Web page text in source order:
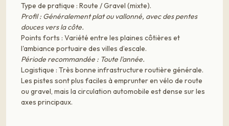
Type de pratique : Route / Gravel (mixte).
Profil : Généralement plat ou vallonné, avec des pentes
douces vers la côte.
Points forts : Variété entre les plaines côtières et
l'ambiance portuaire des villes d’escale.
Période recommandée : Toute l'année.
Logistique : Très bonne infrastructure routière générale.
Les pistes sont plus faciles à emprunter en vélo de route
ou gravel, mais la circulation automobile est dense sur les
axes principaux.